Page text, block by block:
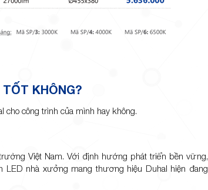
KHÔNG?
công trình của mình hay không.
Việt Nam. Với định hướng phát triển bền vững,
LED nhà xưởng mang thương hiệu Duhal hiện đang